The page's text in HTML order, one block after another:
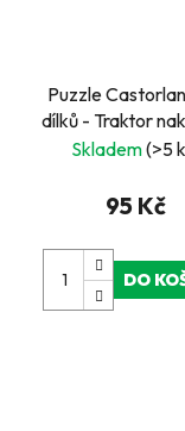
Puzzle
dílků - Traktor
Skladem(>5
95 Kč
DO